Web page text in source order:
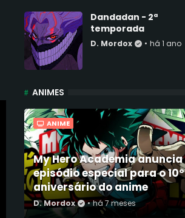
Dandadan - 2ª
temporada
D. Mordox • há 1 ano
ANIMES
ANIME
My Hero Academia anuncia
episódio especial para o 10º
aniversário do anime
D. Mordox • há 7 meses